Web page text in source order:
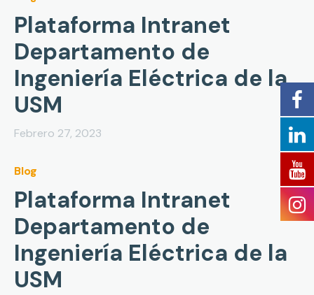
Plataforma Intranet
Departamento de
Ingeniería Eléctrica de la
USM
Febrero 27, 2023
Blog
Plataforma Intranet
Departamento de
Ingeniería Eléctrica de la
USM